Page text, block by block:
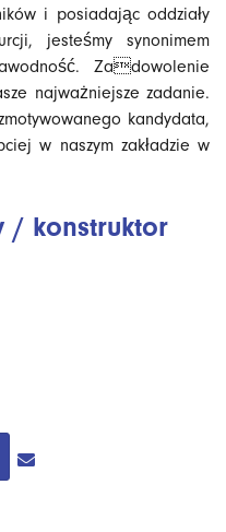
/ konstruktor
i posiadając oddziały
jesteśmy synonimem
Zadowolenie
najważniejsze zadanie.
kandydata,
w naszym zakładzie w